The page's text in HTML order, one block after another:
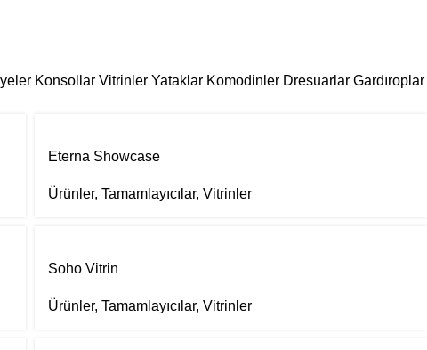
Konsollar Vitrinler Yataklar Komodinler Dresuarlar Gardıroplar
Eterna Showcase
Ürünler, Tamamlayıcılar, Vitrinler
Soho Vitrin
Ürünler, Tamamlayıcılar, Vitrinler